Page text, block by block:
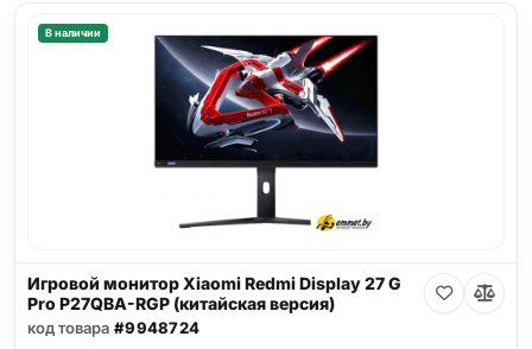
В наличии
Игровой монитор Xiaomi Redmi Display 27 G
Pro P27QBA-RGP (китайская версия)
код товара #9948724